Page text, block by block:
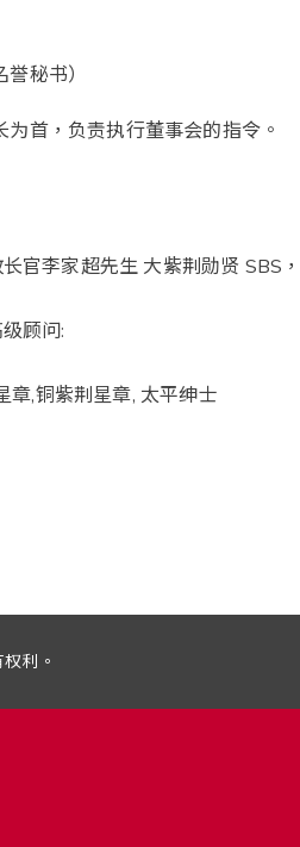
秘书）
为首，负责执行董事会的指令。
官李家超先生 大紫荆勋贤 SBS
顾问:
章,铜紫荆星章, 太平绅士
利。